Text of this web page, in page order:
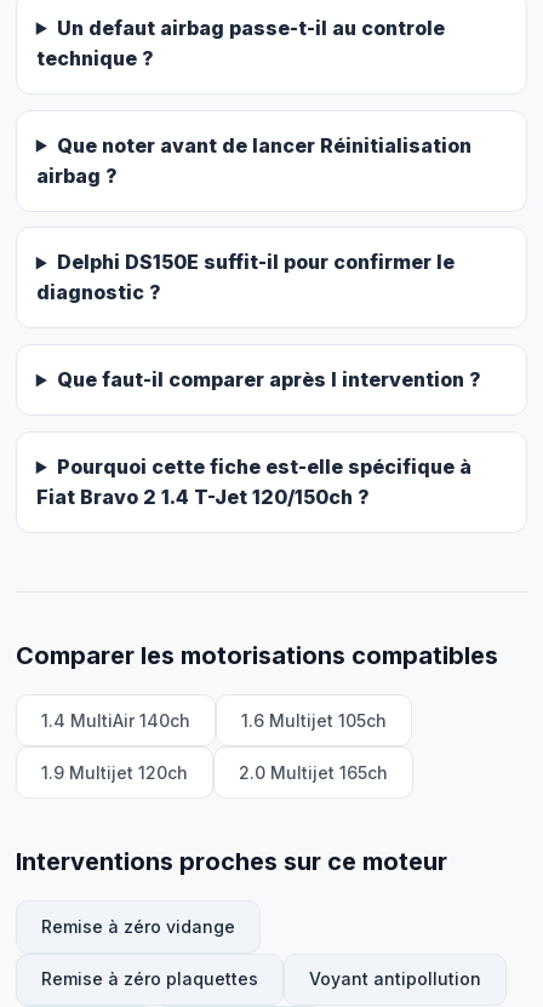
Un defaut airbag passe-t-il au controle
technique ?
Que noter avant de lancer Réinitialisation
airbag ?
Delphi DS150E suffit-il pour confirmer le
diagnostic ?
Que faut-il comparer après l intervention ?
Pourquoi cette fiche est-elle spécifique à
Fiat Bravo 2 1.4 T-Jet 120/150ch ?
Comparer les motorisations compatibles
1.4 MultiAir 140ch 1.6 Multijet 105ch
1.9 Multijet 120ch 2.0 Multijet 165ch
Interventions proches sur ce moteur
Remise à zéro vidange
Remise à zéro plaquettes Voyant antipollution